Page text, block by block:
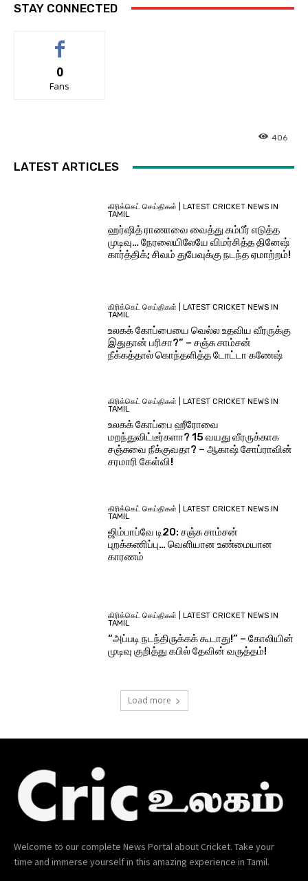
STAY CONNECTED
0
Fans
406
LATEST ARTICLES
கிரிக்கெட் செய்திகள் | LATEST CRICKET NEWS IN
TAMIL
ஹர்ஷித் ராணாவை வைத்து கம்பீர் எடுத்த
முடிவு… நேரலையிலேயே விமர்சித்த தினேஷ்
கார்த்திக்; சிவம் துபேவுக்கு நடந்த ஏமாற்றம்!
கிரிக்கெட் செய்திகள் | LATEST CRICKET NEWS IN
TAMIL
உலகக் கோப்பையை வெல்ல உதவிய வீரருக்கு
இதுதான் பரிசா?” – சஞ்சு சாம்சன்
நீக்கத்தால் கொந்தளித்த டோட்டா கணேஷ்
கிரிக்கெட் செய்திகள் | LATEST CRICKET NEWS IN
TAMIL
உலகக் கோப்பை ஹீரோவை
மறந்துவிட்டீர்களா? 15 வயது வீரருக்காக
சஞ்சுவை நீக்குவதா? – ஆகாஷ் சோப்ராவின்
சரமாரி கேள்வி!
கிரிக்கெட் செய்திகள் | LATEST CRICKET NEWS IN
TAMIL
ஜிம்பாப்வே டி20: சஞ்சு சாம்சன்
புறக்கணிப்பு… வெளியான உண்மையான
காரணம்
கிரிக்கெட் செய்திகள் | LATEST CRICKET NEWS IN
TAMIL
“அப்படி நடந்திருக்கக் கூடாது!” – கோலியின்
முடிவு குறித்து கபில் தேவின் வருத்தம்!
Load more
Welcome to our complete News Portal about Cricket. Take your
time and immerse yourself in this amazing experience in Tamil.